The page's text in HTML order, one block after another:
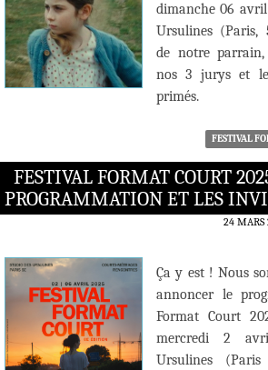
dimanche 06
Ursulines (Paris,
de notre
nos 3 jurys et
primés.
FESTIVAL
FESTIVAL FORMAT COURT
PROGRAMMATION ET LES
24 MARS
Ça y est ! Nous
annoncer le
Format Court
mercredi 2
Ursulines